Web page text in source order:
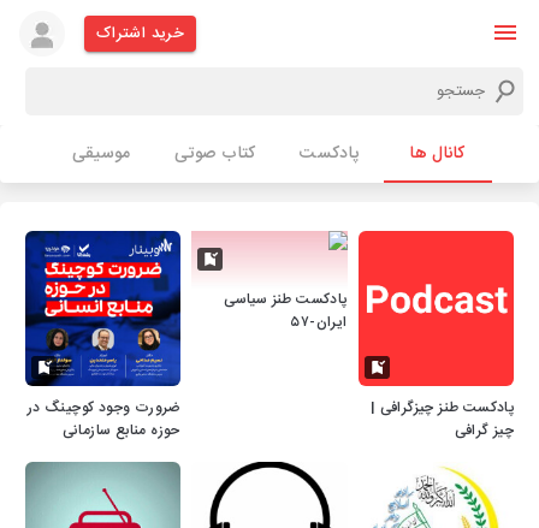
خرید اشتراک
کانال ها پادکست کتاب صوتی موسیقی
پادکست طنز چیزگرافی |
چیز گرافی
پادکست طنز سیاسی
ایران-۵۷
ضرورت وجود کوچینگ در
حوزه منابع سازمانی